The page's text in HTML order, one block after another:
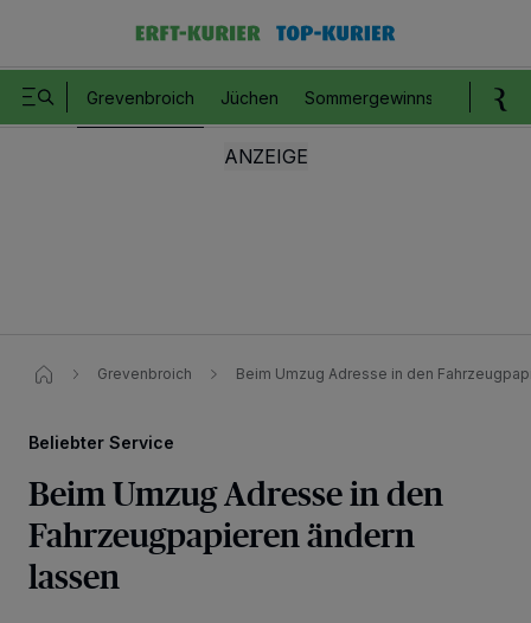
Grevenbroich Jüchen Sommergewinnspiel
Grevenbroich Beim Umzug Adresse in den
Beliebter Service
Beim Umzug Adresse in den
Fahrzeugpapieren ändern
lassen